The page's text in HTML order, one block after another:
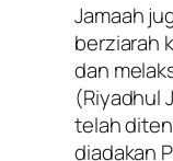
Jamaah
berziarah
dan
(Riyadhul
telah
diadakan